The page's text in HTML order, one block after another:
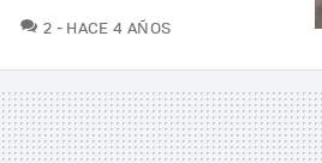
2 COMENTARIOS
HACE 4 AÑOS